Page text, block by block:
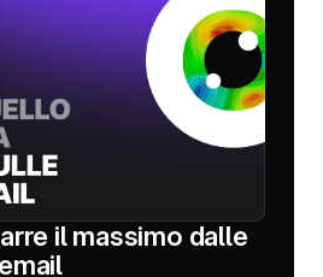
il massimo dalle